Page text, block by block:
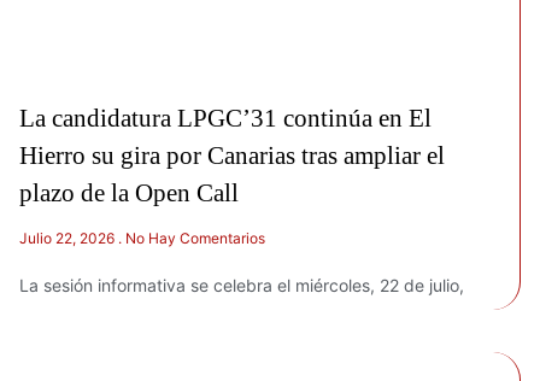
La candidatura LPGC’31 continúa en El
Hierro su gira por Canarias tras ampliar el
plazo de la Open Call
Julio 22, 2026 No Hay Comentarios
La sesión informativa se celebra el miércoles, 22 de julio,